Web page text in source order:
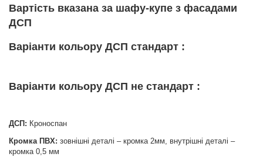
Вартість вказана за шафу-купе з фасадами
ДСП
Варіанти кольору ДСП стандарт :
Варіанти кольору ДСП не стандарт :
ДСП: Кроноспан
Кромка ПВХ: зовнішні деталі – кромка 2мм, внутрішні деталі –
кромка 0,5 мм